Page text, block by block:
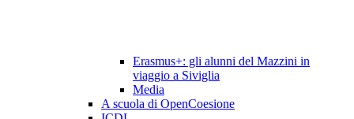
Erasmus+: gli alunni del Mazzini in
viaggio a Siviglia
Media
A scuola di OpenCoesione